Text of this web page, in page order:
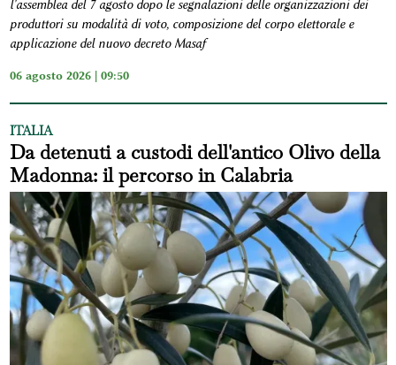
l'assemblea del 7 agosto dopo le segnalazioni delle organizzazioni dei
produttori su modalità di voto, composizione del corpo elettorale e
applicazione del nuovo decreto Masaf
06 agosto 2026 | 09:50
ITALIA
Da detenuti a custodi dell'antico Olivo della
Madonna: il percorso in Calabria